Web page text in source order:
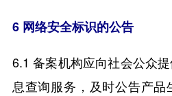
6 网络安全标识的公告
6.1 备案机构应向社会公众
息查询服务，及时公告产